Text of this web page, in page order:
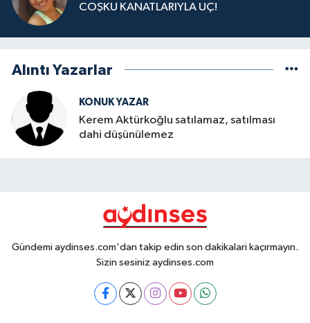
COŞKU KANATLARIYLA UÇ!
Alıntı Yazarlar
KONUK YAZAR
Kerem Aktürkoğlu satılamaz, satılması
dahi düşünülemez
Gündemi aydinses.com'dan takip edin son dakikalari kaçırmayın.
Sizin sesiniz aydinses.com